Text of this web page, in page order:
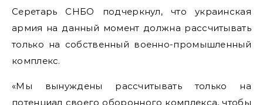
Серетарь СНБО подчеркнул, что украинская
армия на данный момент должна рассчитывать
только на собственный военно-промышленный
комплекс.
«Мы вынуждены рассчитывать только на
потенциал своего оборонного комплекса, чтобы